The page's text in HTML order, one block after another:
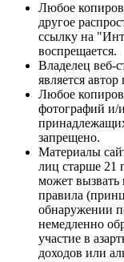
Любое
другое
ссылку на
воспрещается.
Владелец веб-
является
Любое
фотографий и/
запрещено.
Материалы
лиц старше 21
может вызвать
правила
обнаружении
немедленно
участие в
доходов или